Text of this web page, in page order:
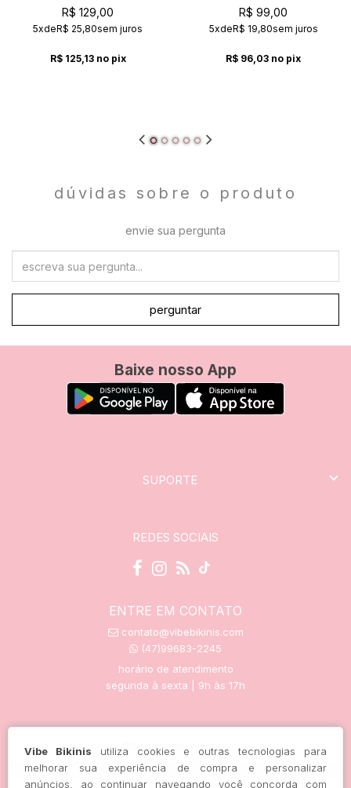
Vibe Bikinis utiliza cookies e outras tecnologias para
melhorar sua experiência de compra e personalizar
anúncios, ao continuar navegando você concorda com
SAFARI
R$ 129,00
5xdeR$ 25,80sem juros
R$ 125,13 no pix
R$ 99,00
5xdeR$ 19,80sem juros
R$ 96,03 no pix
dúvidas sobre o produto
envie sua pergunta
perguntar
Baixe nosso App
SUPORTE
REDES SOCIAIS
ENTRE EM CONTATO
contato@vibebikinis.com
(47)99683-2245
horário de atendimento
segunda à sexta | 9h às 17h
trocas e devoluções